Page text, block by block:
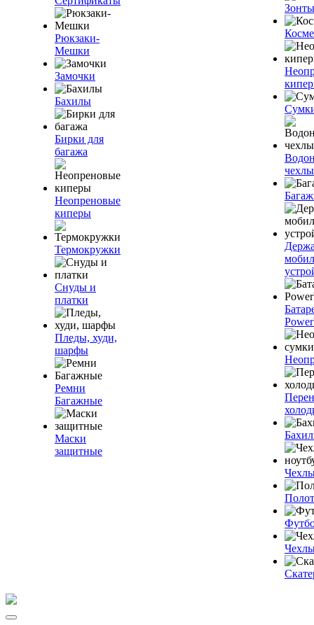
Рюкзаки-
Мешки
Замочки
Бахилы
Бирки для
багажа
Неопреновые
киперы
Термокружки
Снуды и
платки
Пледы, худи,
шарфы
Ремни
Багажные
Маски
защитные
Зонты